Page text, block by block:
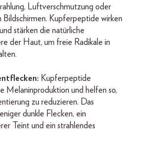
Luftverschmutzung oder
Bildschirmen. Kupferpeptide wirken
stärken die natürliche
der Haut, um freie Radikale in
Kupferpeptide
Melaninproduktion und helfen so,
zu reduzieren. Das
dunkle Flecken, ein
Teint und ein strahlendes